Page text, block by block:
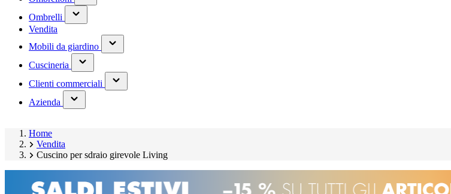
un
sottomenu)
Ombrelli
(contiene
un
Vendita
Mobili da giardino
(contiene
un
Cuscineria
(contiene
un
sottomenu)
Clienti commerciali
(has
submenu)
Azienda
(has
submenu)
Home
Vendita
Cuscino per sdraio girevole Living